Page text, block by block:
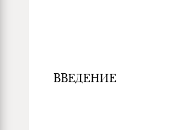
ВВЕДЕНИЕ